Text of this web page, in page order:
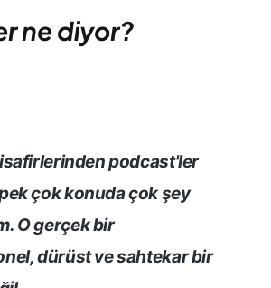
ne diyor?
podcast'ler
çok konuda çok şey
O gerçek bir
dürüst ve sahtekar bir